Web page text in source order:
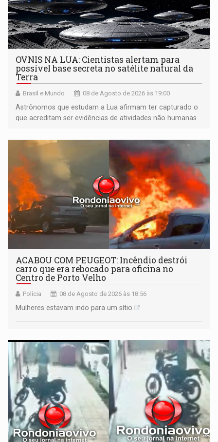
OVNIS NA LUA: Cientistas alertam para
possível base secreta no satélite natural da
Terra
Brasil e Mundo 08 de Agosto de 2026 às 19:00
Astrônomos que estudam a Lua afirmam ter capturado o
que acreditam ser evidências de atividades não humanas
órbita
ACABOU COM PEUGEOT: Incêndio destrói
carro que era rebocado para oficina no
Centro de Porto Velho
Polícia 08 de Agosto de 2026 às 18:56
Mulheres estavam indo para um sítio